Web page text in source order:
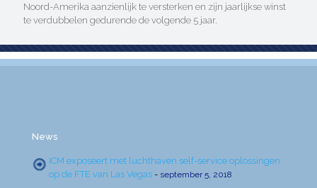
Noord-Amerika aanzienlijk te versterken en zijn jaarlijkse winst
te verdubbelen gedurende de volgende 5 jaar.
News
ICM exposeert met luchthaven self-service oplossingen
op de FTE van Las Vegas - september 5, 2018